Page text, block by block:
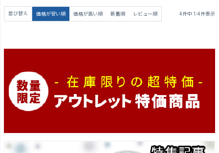
並び替え 価格が安い順 価格が高い順 新着順 レビュー順 4件中 1 -4件表示